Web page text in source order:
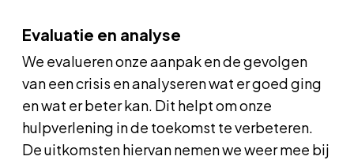
Evaluatie en analyse
We evalueren onze aanpak en de gevolgen
van een crisis en analyseren wat er goed ging
en wat er beter kan. Dit helpt om onze
hulpverlening in de toekomst te verbeteren.
De uitkomsten hiervan nemen we weer mee bij